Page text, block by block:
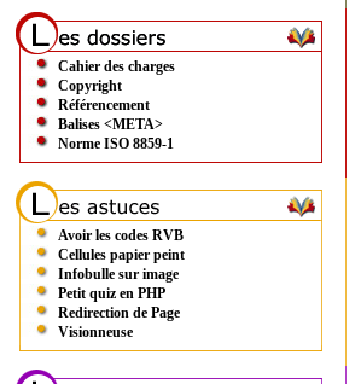
Cahier des charges
Copyright
Référencement
Balises <META>
Norme ISO 8859-1
Avoir les codes RVB
Cellules papier peint
Infobulle sur image
Petit quiz en PHP
Redirection de Page
Visionneuse